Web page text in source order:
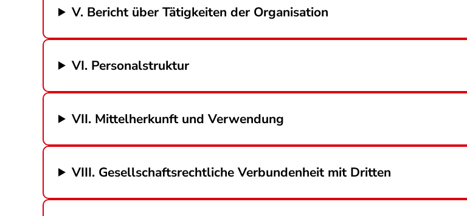
V. Bericht über Tätigkeiten der Organisation
VI. Personalstruktur
VII. Mittelherkunft und Verwendung
VIII. Gesellschaftsrechtliche Verbundenheit mit Dritten